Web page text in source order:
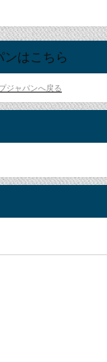
ンはこちら